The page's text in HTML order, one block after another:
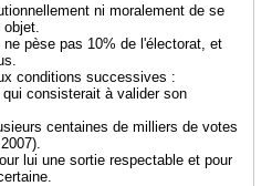
ni moralement de se
pèse pas 10% de l'électorat, et
conditions successives :
consisterait à valider son
centaines de milliers de votes
lui une sortie respectable et pour